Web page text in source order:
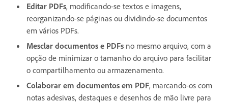
Editar PDFs, modificando-se textos e imagens,
reorganizando-se páginas ou dividindo-se documentos
em vários PDFs.
Mesclar documentos e PDFs no mesmo arquivo, com a
opção de minimizar o tamanho do arquivo para facilitar
o compartilhamento ou armazenamento.
Colaborar em documentos em PDF, marcando-os com
notas adesivas, destaques e desenhos de mão livre para